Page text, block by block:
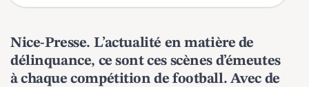
Nice-Presse. L’actualité en matière de
délinquance, ce sont ces scènes d’émeutes
à chaque compétition de football. Avec de